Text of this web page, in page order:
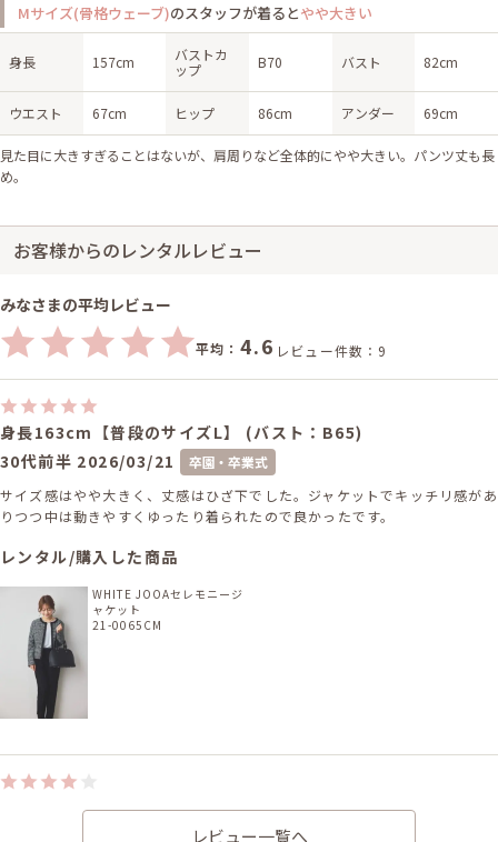
Mサイズ(骨格ウェーブ)のスタッフが着るとやや大きい
身長 157cm
バストカ
ップ
B70 バスト 82cm
ウエスト 67cm ヒップ 86cm アンダー 69cm
見た目に大きすぎることはないが、肩周りなど全体的にやや大きい。パンツ丈も長
め。
お客様からのレンタルレビュー
みなさまの平均レビュー
平均： 4.6 レビュー件数：9
身長163cm【普段のサイズL】 (バスト：B65)
30代前半 2026/03/21
卒園・卒業式
サイズ感はやや大きく、丈感はひざ下でした。ジャケットでキッチリ感があ
りつつ中は動きやすくゆったり着られたので良かったです。
レンタル/購入した商品
WHITE JOOAセレモニージ
ャケット
21-0065CM
身長156cm【Mサイズ】 (バスト：E75)
入園・入学式
レビュー一覧へ